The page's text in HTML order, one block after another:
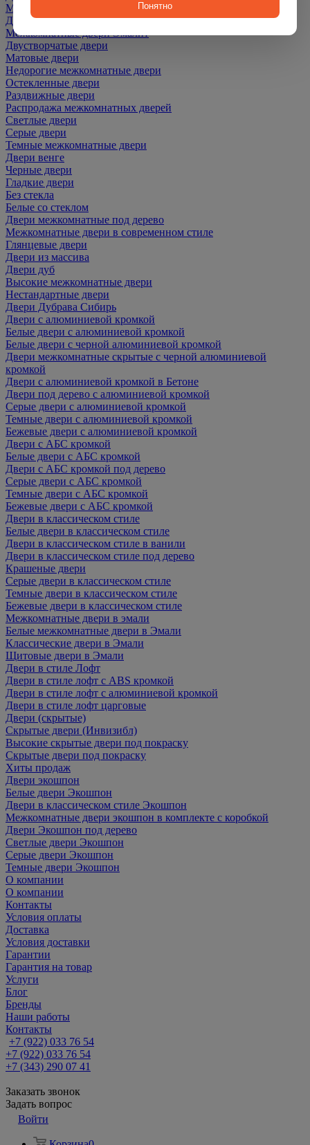
Межкомнатные двери ПЭТ
Двери со скидкой
Межкомнатные двери Эмалит
Двустворчатые двери
Матовые двери
Недорогие межкомнатные двери
Остекленные двери
Раздвижные двери
Распродажа межкомнатных дверей
Светлые двери
Серые двери
Темные межкомнатные двери
Двери венге
Черные двери
Гладкие двери
Без стекла
Белые со стеклом
Двери межкомнатные под дерево
Межкомнатные двери в современном стиле
Глянцевые двери
Двери из массива
Двери дуб
Высокие межкомнатные двери
Нестандартные двери
Двери Дубрава Сибирь
Двери с алюминиевой кромкой
Белые двери с алюминиевой кромкой
Белые двери с черной алюминиевой кромкой
Двери межкомнатные скрытые с черной алюминиевой
кромкой
Двери с алюминиевой кромкой в Бетоне
Двери под дерево с алюминиевой кромкой
Серые двери с алюминиевой кромкой
Темные двери с алюминиевой кромкой
Бежевые двери с алюминиевой кромкой
Двери с АБС кромкой
Белые двери с АБС кромкой
Двери с АБС кромкой под дерево
Серые двери с АБС кромкой
Темные двери с АБС кромкой
Бежевые двери с АБС кромкой
Двери в классическом стиле
Белые двери в классическом стиле
Двери в классическом стиле в ванили
Двери в классическом стиле под дерево
Крашеные двери
Серые двери в классическом стиле
Темные двери в классическом стиле
Бежевые двери в классическом стиле
Межкомнатные двери в эмали
Белые межкомнатные двери в Эмали
Классические двери в Эмали
Щитовые двери в Эмали
Двери в стиле Лофт
Двери в стиле лофт с ABS кромкой
Двери в стиле лофт с алюминиевой кромкой
Двери в стиле лофт царговые
Двери (скрытые)
Скрытые двери (Инвизибл)
Высокие скрытые двери под покраску
Скрытые двери под покраску
Хиты продаж
Двери экошпон
Белые двери Экошпон
Двери в классическом стиле Экошпон
Межкомнатные двери экошпон в комплекте с коробкой
Двери Экошпон под дерево
Светлые двери Экошпон
Серые двери Экошпон
Темные двери Экошпон
О компании
О компании
Контакты
Условия оплаты
Доставка
Условия доставки
Гарантии
Гарантия на товар
Услуги
Блог
Бренды
Наши работы
Контакты
+7 (922) 033 76 54
+7 (922) 033 76 54
+7 (343) 290 07 41
Заказать звонок
Задать вопрос
Войти
Понятно